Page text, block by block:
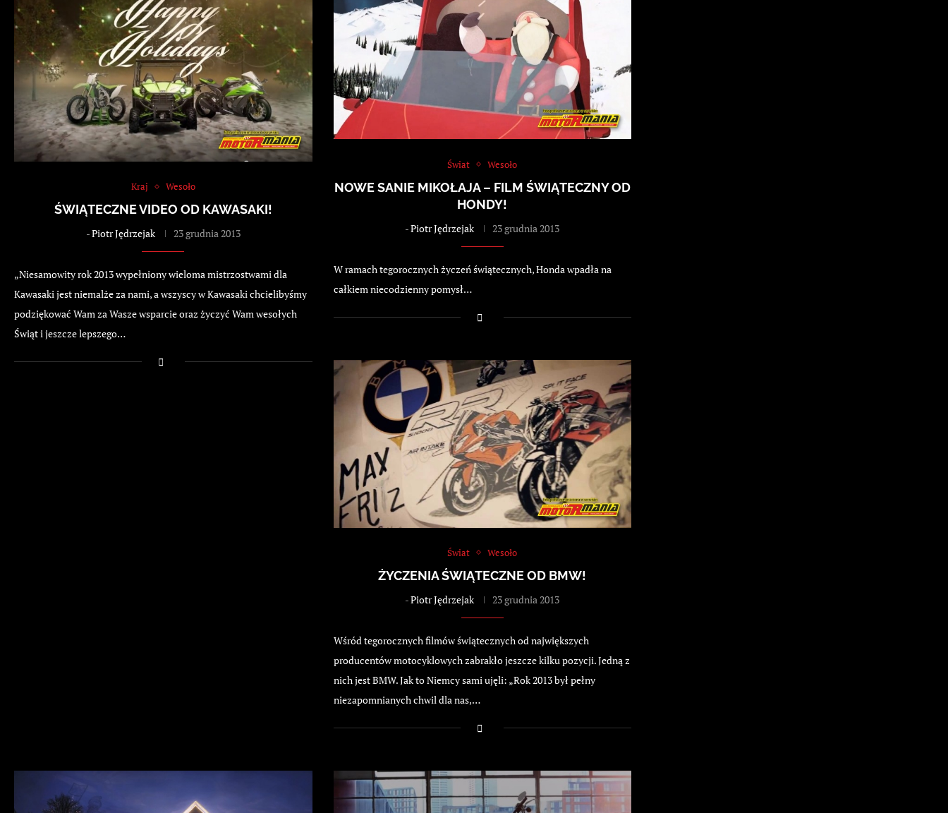
Kraj Wesoło
ŚWIĄTECZNE VIDEO OD KAWASAKI!
-Piotr Jędrzejak 23 grudnia 2013
„Niesamowity rok 2013 wypełniony wieloma mistrzostwami dla
Kawasaki jest niemalże za nami, a wszyscy w Kawasaki chcielibyśmy
podziękować Wam za Wasze wsparcie oraz życzyć Wam wesołych
Świąt i jeszcze lepszego…
Świat Wesoło
NOWE SANIE MIKOŁAJA – FILM ŚWIĄTECZNY OD
HONDY!
-Piotr Jędrzejak 23 grudnia 2013
W ramach tegorocznych życzeń świątecznych, Honda wpadła na
całkiem niecodzienny pomysł…
Świat Wesoło
ŻYCZENIA ŚWIĄTECZNE OD BMW!
-Piotr Jędrzejak 23 grudnia 2013
Wśród tegorocznych filmów świątecznych od największych
producentów motocyklowych zabrakło jeszcze kilku pozycji. Jedną z
nich jest BMW. Jak to Niemcy sami ujęli: „Rok 2013 był pełny
niezapomnianych chwil dla nas,…